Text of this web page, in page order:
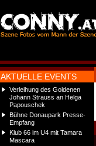
AKTUELLE EVENTS
Verleihung des Goldenen
Johann Strauss an Helga
Papouschek
Bühne Donaupark Presse-
Empfang
Klub 66 im U4 mit Tamara
Mascara